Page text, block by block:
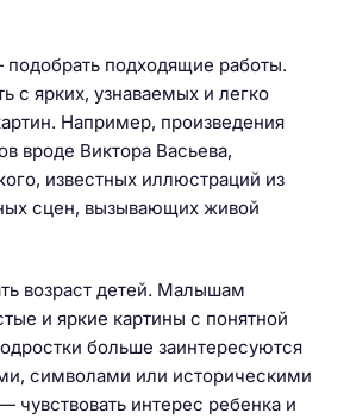
подходящие работы.
с ярких, узнаваемых и легко
Например, произведения
вроде Виктора Васьева,
известных иллюстраций из
сцен, вызывающих живой
возраст детей. Малышам
и яркие картины с понятной
больше заинтересуются
символами или историческими
чувствовать интерес ребенка и